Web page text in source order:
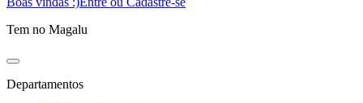
Tem no Magalu
Departamentos